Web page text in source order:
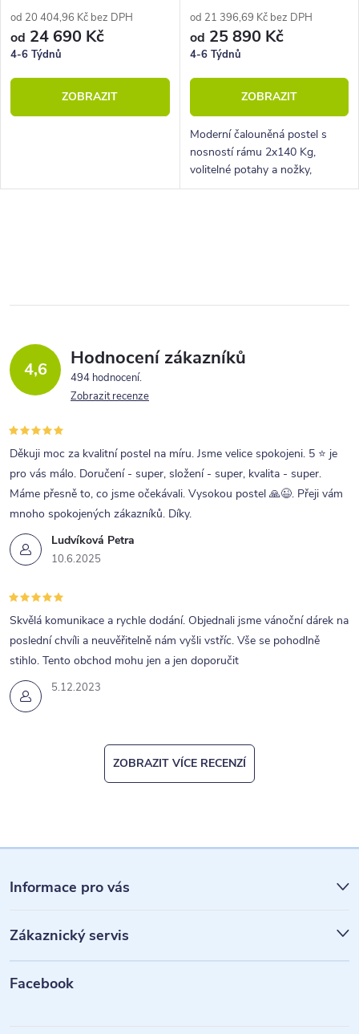
od 20 404,96 Kč bez DPH
od 24 690 Kč
4-6 Týdnů
ZOBRAZIT
od 21 396,69 Kč bez DPH
od 25 890 Kč
4-6 Týdnů
ZOBRAZIT
Moderní čalouněná postel s
nosností rámu 2x140 Kg,
volitelné potahy a nožky,
hluboký úložný prostor.
á
a
c
p
r
v
k
y
v
p
i
s
u
4,6 Hodnocení zákazníků
494 hodnocení
Zobrazit recenze
Ludvíková Petra
10.6.2025
Děkuji moc za kvalitní postel na míru. Jsme velice spokojeni. 5 ⭐ je
pro vás málo. Doručení - super, složení - super, kvalita - super.
Máme přesně to, co jsme očekávali. Vysokou postel 🙏😉. Přeji vám
mnoho spokojených zákazníků. Díky.
5.12.2023
Skvělá komunikace a rychle dodání. Objednali jsme vánoční dárek na
poslední chvíli a neuvěřitelně nám vyšli vstříc. Vše se pohodlně
stihlo. Tento obchod mohu jen a jen doporučit
ZOBRAZIT VÍCE RECENZÍ
á
p
a
Informace pro vás
Zákaznický servis
Facebook